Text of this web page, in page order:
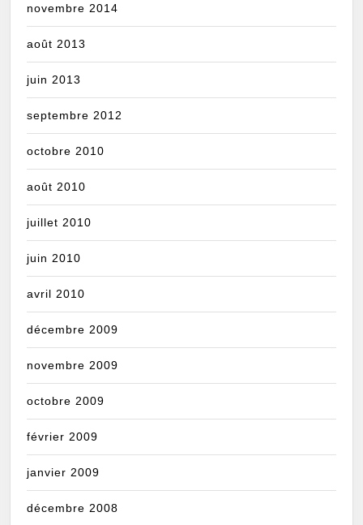
novembre 2014
août 2013
juin 2013
septembre 2012
octobre 2010
août 2010
juillet 2010
juin 2010
avril 2010
décembre 2009
novembre 2009
octobre 2009
février 2009
janvier 2009
décembre 2008